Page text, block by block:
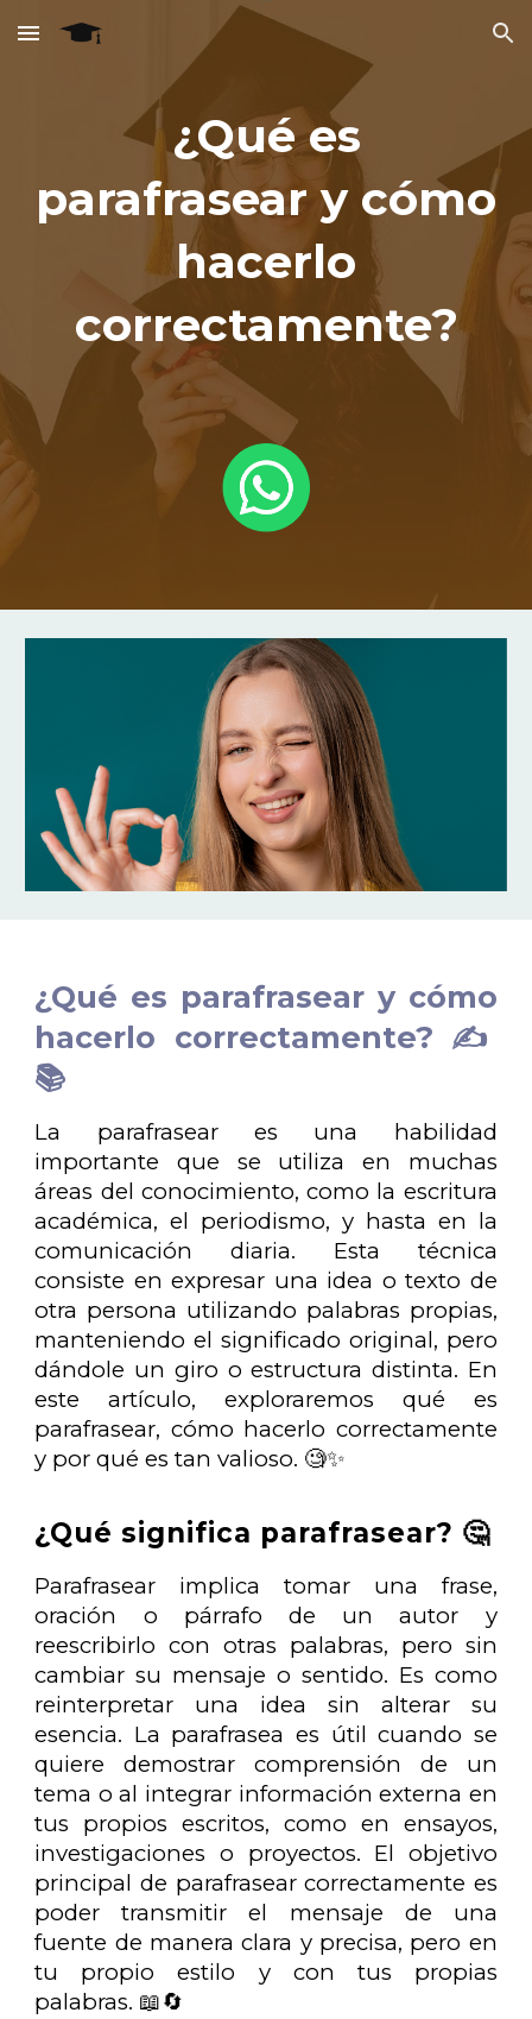
Skip to main content Skip to navigation
¿Qué es
parafrasear y cómo
hacerlo
correctamente?
¿Qué es parafrasear y cómo
hacerlo correctamente? ✍️
📚
La parafrasear es una habilidad
importante que se utiliza en muchas
áreas del conocimiento, como la escritura
académica, el periodismo, y hasta en la
comunicación diaria. Esta técnica
consiste en expresar una idea o texto de
otra persona utilizando palabras propias,
manteniendo el significado original, pero
dándole un giro o estructura distinta. En
este artículo, exploraremos qué es
parafrasear, cómo hacerlo correctamente
y por qué es tan valioso. 🧐✨
¿Qué significa parafrasear? 🤔
Parafrasear implica tomar una frase,
oración o párrafo de un autor y
reescribirlo con otras palabras, pero sin
cambiar su mensaje o sentido. Es como
reinterpretar una idea sin alterar su
esencia. La parafrasea es útil cuando se
quiere demostrar comprensión de un
tema o al integrar información externa en
tus propios escritos, como en ensayos,
investigaciones o proyectos. El objetivo
principal de parafrasear correctamente es
poder transmitir el mensaje de una
fuente de manera clara y precisa, pero en
tu propio estilo y con tus propias
palabras. 📖🔄